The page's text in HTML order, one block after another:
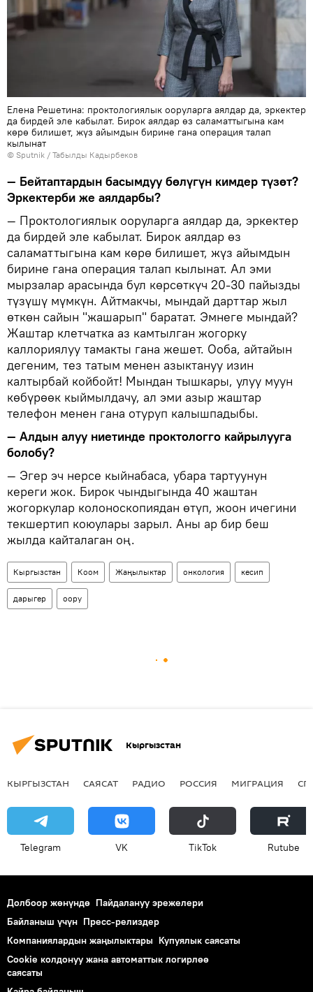
Елена Решетина: проктологиялык ооруларга аялдар да, эркектер
да бирдей эле кабылат. Бирок аялдар өз саламаттыгына кам
көрө билишет, жүз айымдын бирине гана операция талап
кылынат
© Sputnik / Табылды Кадырбеков
— Бейтаптардын басымдуу бөлүгүн кимдер түзөт?
Эркектерби же аялдарбы?
— Проктологиялык ооруларга аялдар да, эркектер
да бирдей эле кабылат. Бирок аялдар өз
саламаттыгына кам көрө билишет, жүз айымдын
бирине гана операция талап кылынат. Ал эми
мырзалар арасында бул көрсөткүч 20-30 пайызды
түзүшү мүмкүн. Айтмакчы, мындай дарттар жыл
өткөн сайын "жашарып" баратат. Эмнеге мындай?
Жаштар клетчатка аз камтылган жогорку
каллориялуу тамакты гана жешет. Ооба, айтайын
дегеним, тез татым менен азыктануу изин
калтырбай койбойт! Мындан тышкары, улуу муун
көбүрөөк кыймылдачу, ал эми азыр жаштар
телефон менен гана отуруп калышпадыбы.
— Алдын алуу ниетинде проктологго кайрылууга
болобу?
— Эгер эч нерсе кыйнабаса, убара тартуунун
кереги жок. Бирок чындыгында 40 жаштан
жогоркулар колоноскопиядан өтүп, жоон ичегини
текшертип коюулары зарыл. Аны ар бир беш
жылда кайталаган оң.
Кыргызстан Коом Жаңылыктар онкология кесип
дарыгер оору
Кыргызстан
КЫРГЫЗСТАН САЯСАТ РАДИО РОССИЯ МИГРАЦИЯ
Telegram VK ТikТоk Rutube
Долбоор жөнүндө Пайдалануу эрежелери
Байланыш үчүн Пресс-релиздер
Компаниялардын жаңылыктары Купуялык саясаты
Cookie колдонуу жана автоматтык логирлөө
саясаты